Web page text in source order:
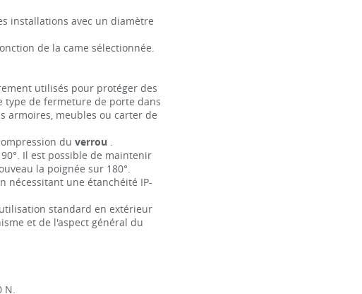
installations avec un diamètre
de la came sélectionnée.
utilisés pour protéger des
type de fermeture de porte dans
armoires, meubles ou carter de
du verrou .
Il est possible de maintenir
la poignée sur 180°.
une étanchéité IP-
standard en extérieur
et de l'aspect général du
N.